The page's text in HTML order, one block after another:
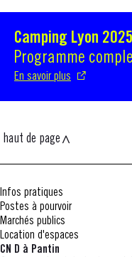
Camping Lyon 2025
Programme
En savoir plus
S'ouvre dans une nouvelle
haut de page
Infos pratiques
Postes à pourvoir
Marchés publics
Location d'espaces
CN D à Pantin